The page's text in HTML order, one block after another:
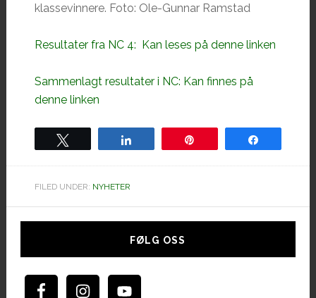
klassevinnere. Foto: Ole-Gunnar Ramstad
Resultater fra NC 4: Kan leses på denne linken
Sammenlagt resultater i NC: Kan finnes på
denne linken
FILED UNDER: NYHETER
Hoved
FØLG OSS